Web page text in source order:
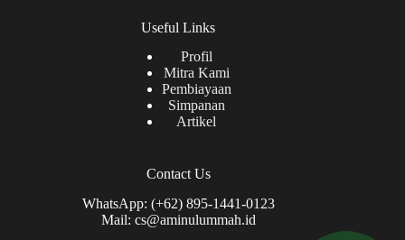
Useful Links
Profil
Mitra Kami
Pembiayaan
Simpanan
Artikel
Contact Us
WhatsApp: (+62) 895-1441-0123
Mail: cs@aminulummah.id